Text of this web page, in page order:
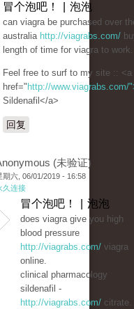
冒个泡吧！ | 泡泡
can viagra be purchased over
australia http://viagrabs.com/
length of time for viagra to work.
Feel free to surf to my site :: <a
href=" http://www.viagrabs.com/
Sildenafil</a>
回复
(未验证)
期六, 06/01/2019 - 16:58
久连接
冒个泡吧！ | 泡泡
does viagra give you high
blood pressure
http://viagrabs.com/ viagra
online.
clinical pharmacology
sildenafil -
http://viagrabs.com/ citrate.